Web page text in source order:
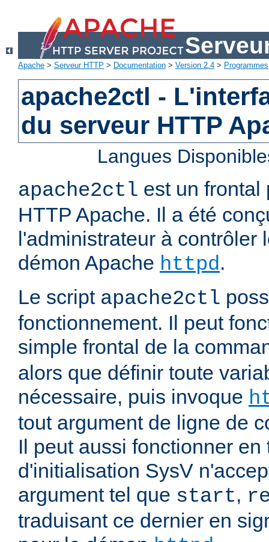
Apache > Serveur HTTP > Documentation > Version 2.4 > Programmes
apache2ctl -
du serveur HTTP
Langues
apache2ctl est un frontal
HTTP Apache. Il a été
l'administrateur à contrôler
démon Apache httpd.
Le script apache2ctl
fonctionnement. Il peut
simple frontal de la
alors que définir toute
nécessaire, puis invoque
tout argument de ligne de
Il peut aussi fonctionner en
d'initialisation SysV
argument tel que start,
traduisant ce dernier en